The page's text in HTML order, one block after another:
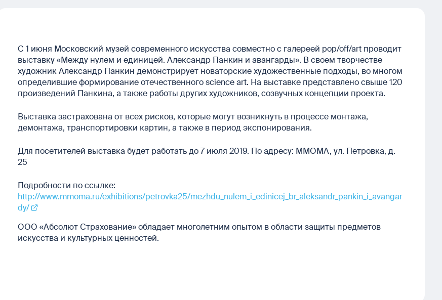
С 1 июня Московский музей современного искусства совместно с галереей pop/off/art проводит
выставку «Между нулем и единицей. Александр Панкин и авангарды». В своем творчестве
художник Александр Панкин демонстрирует новаторские художественные подходы, во многом
определившие формирование отечественного sciеnce art. На выставке представлено свыше 120
произведений Панкина, а также работы других художников, созвучных концепции проекта.
Выставка застрахована от всех рисков, которые могут возникнуть в процессе монтажа,
демонтажа, транспортировки картин, а также в период экспонирования.
Для посетителей выставка будет работать до 7 июля 2019. По адресу: ММОМА, ул. Петровка, д.
25
Подробности по ссылке:
http://www.mmoma.ru/exhibitions/petrovka25/mezhdu_nulem_i_edinicej_br_aleksandr_pankin_i_avangar
dy/
ООО «Абсолют Страхование» обладает многолетним опытом в области защиты предметов
искусства и культурных ценностей.